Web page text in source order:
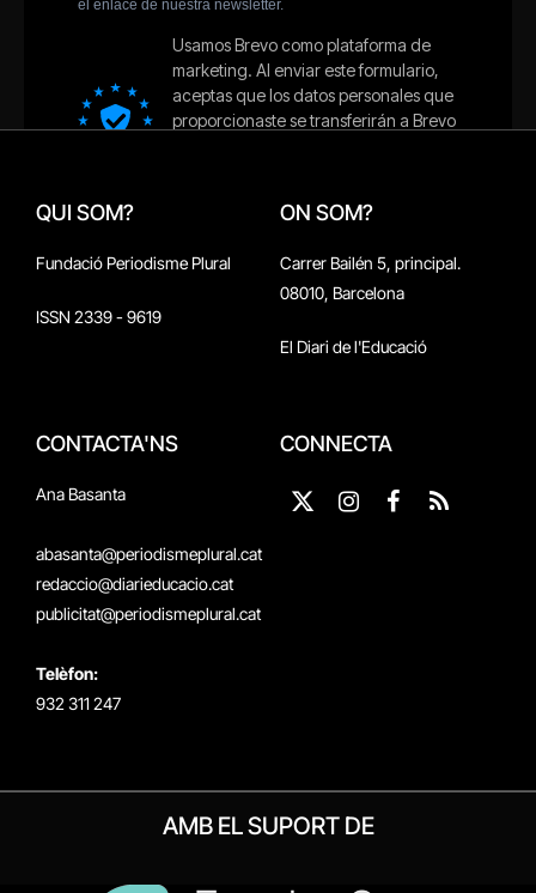
QUI SOM?
Fundació Periodisme Plural
ISSN 2339 - 9619
ON SOM?
Carrer Bailén 5, principal.
08010, Barcelona
El Diari de l'Educació
CONTACTA'NS
Ana Basanta
abasanta@periodismeplural.cat
redaccio@diarieducacio.cat
publicitat@periodismeplural.cat
Telèfon:
932 311 247
CONNECTA
X
Instagram
Facebook
RSS
AMB EL SUPORT DE